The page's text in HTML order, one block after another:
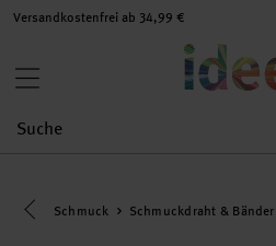
Versandkostenfrei ab 34,99 €
Eine Kategorie zurück
Schmuck Schmuckdraht & Bänder